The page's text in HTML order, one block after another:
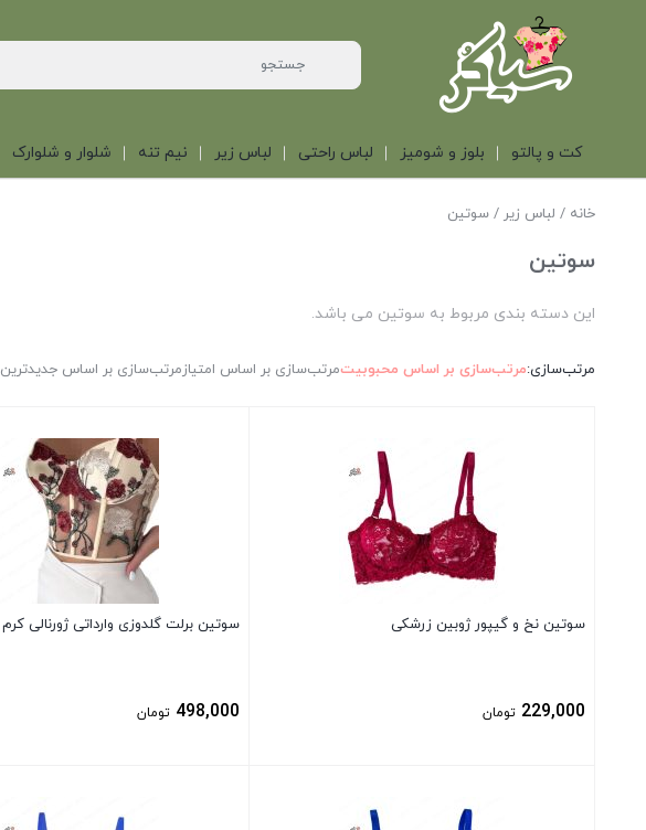
کت و پالتو بلوز و شومیز لباس راحتی لباس زیر نیم تنه شلوار و شلوارک
خانه / لباس زیر / سوتین
سوتین
این دسته بندی مربوط به سوتین می باشد.
مرتب‌سازی:مرتب‌سازی بر اساس محبوبیتمرتب‌سازی بر اساس امتیازمرتب‌سازی بر اساس جدیدترین
سوتین نخ و گیپور ژوبین زرشکی
229,000 تومان
سوتین برلت گلدوزی وارداتی ژورنالی کرم
498,000 تومان